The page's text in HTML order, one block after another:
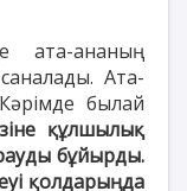
ата-ананың
Ата-
былай
құлшылық
бұйырды.
қолдарыңда